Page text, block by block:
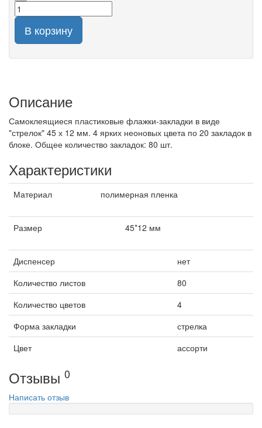
В корзину
Описание
Самоклеящиеся пластиковые флажки-закладки в виде
"стрелок" 45 х 12 мм. 4 ярких неоновых цвета по 20 закладок в
блоке. Общее количество закладок: 80 шт.
Характеристики
Материал полимерная пленка
Размер 45*12 мм
Диспенсер
нет
Количество листов
80
Количество цветов
4
Форма закладки
стрелка
Цвет
ассорти
Отзывы 0
Написать отзыв